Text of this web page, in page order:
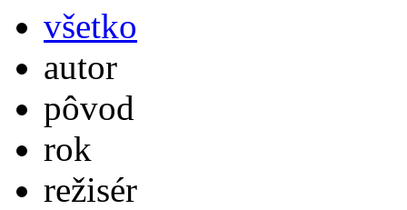
všetko
autor
pôvod
rok
režisér